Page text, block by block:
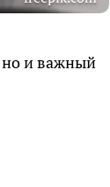
но и важный